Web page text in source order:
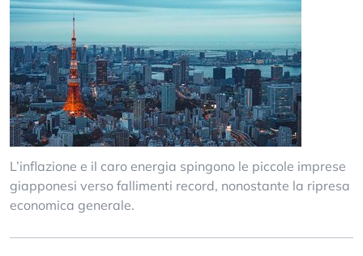
L’inflazione e il caro energia spingono le piccole imprese
giapponesi verso fallimenti record, nonostante la ripresa
economica generale.